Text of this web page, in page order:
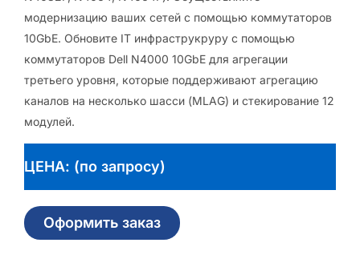
модернизацию ваших сетей с помощью коммутаторов
10GbE. Обновите IT инфраструкруру с помощью
коммутаторов Dell N4000 10GbE для агрегации
третьего уровня, которые поддерживают агрегацию
каналов на несколько шасси (MLAG) и стекирование 12
модулей.
ЦЕНА: (по запросу)
Оформить заказ